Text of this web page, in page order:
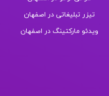
تیزر تبلیغاتی در اصفهان
ویدئو مارکتینگ در اصفهان